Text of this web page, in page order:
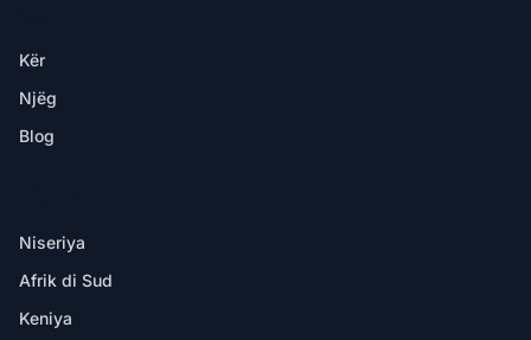
Kër
Njëg
Blog
Niseriya
Afrik di Sud
Keniya